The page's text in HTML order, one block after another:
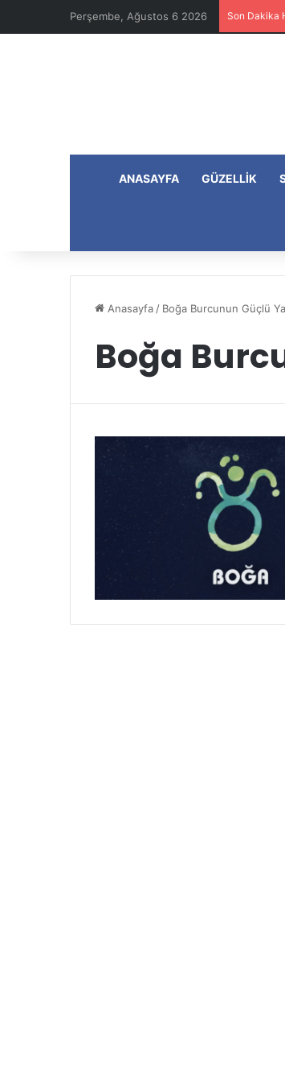
Perşembe, Ağustos 6 2026 Son Dakika
ANASAYFA GÜZELLIK
Anasayfa / Boğa Burcunun Güçlü
Boğa